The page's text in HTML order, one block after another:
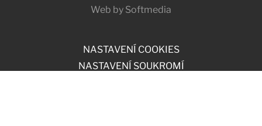
Web by Softmedia
NASTAVENÍ COOKIES
NASTAVENÍ SOUKROMÍ